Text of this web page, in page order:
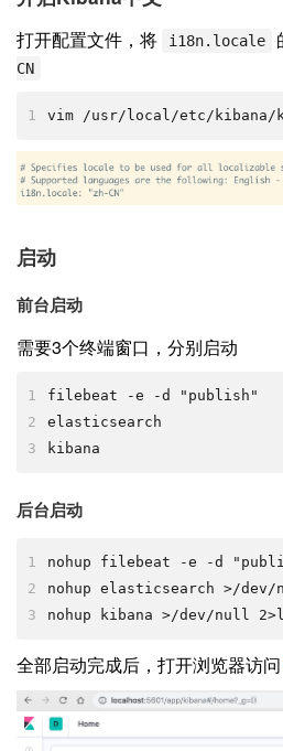
打开配置文件，将 i18n.locale
CN
1 vim /usr/local/etc/kibana/
启动
前台启动
需要3个终端窗口，分别启动
1
2
3
filebeat -e -d "publish"
elasticsearch
kibana
后台启动
1
2
3
nohup filebeat -e -d
nohup elasticsearch >/
nohup kibana >/dev/null
全部启动完成后，打开浏览器访问